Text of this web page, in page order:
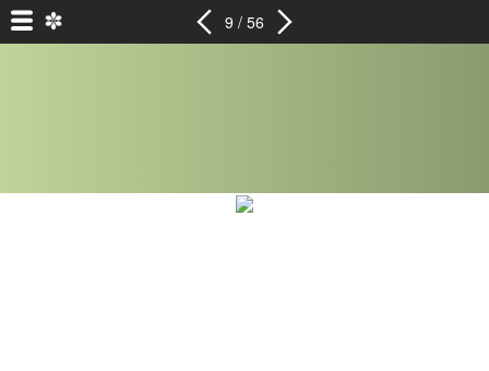
9 / 56